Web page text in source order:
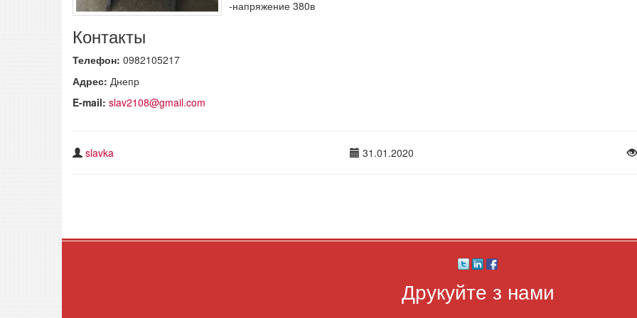
-напряжение 380в
Контакты
Телефон: 0982105217
Адрес: Днепр
E-mail: slav2108@gmail.com
slavka 31.01.2020
Друкуйте з нами